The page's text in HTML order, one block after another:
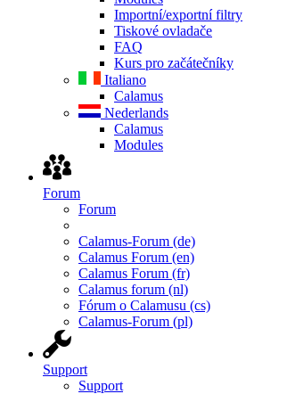
Importní/exportní filtry
Tiskové ovladače
FAQ
Kurs pro začátečníky
Italiano
Calamus
Nederlands
Calamus
Modules
Forum
Forum
Calamus-Forum (de)
Calamus Forum (en)
Calamus Forum (fr)
Calamus forum (nl)
Fórum o Calamusu (cs)
Calamus-Forum (pl)
Support
Support